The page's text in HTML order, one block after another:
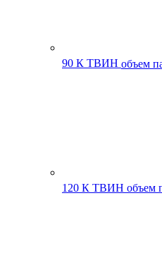
90 К ТВИН объем
120 К ТВИН объем